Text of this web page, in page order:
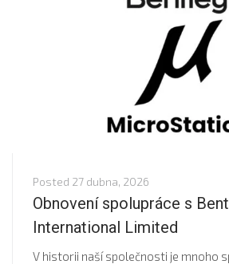
Posted 27 dubna, 2026
Obnovení spolupráce s
International Limited
V historii naší společnosti je mnoho